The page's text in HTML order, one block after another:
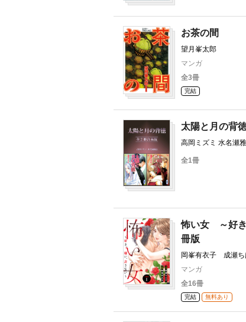
お茶の間
望月峯太郎
マンガ
全3冊
完結
太陽と月の背
高岡ミズミ 水名瀬
全1冊
怖い女 ～好
冊版
岡峯有衣子 成瀬ち
マンガ
全16冊
完結 無料あり